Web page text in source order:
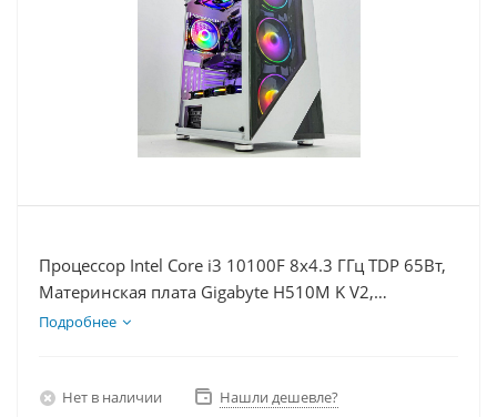
Процессор Intel Core i3 10100F 8x4.3 ГГц TDP 65Вт,
Материнская плата Gigabyte H510M K V2,
Видеокарта RTX 3060 8Гб, Память DDR4 32Gb,
Подробнее
Нет в наличии Нашли дешевле?